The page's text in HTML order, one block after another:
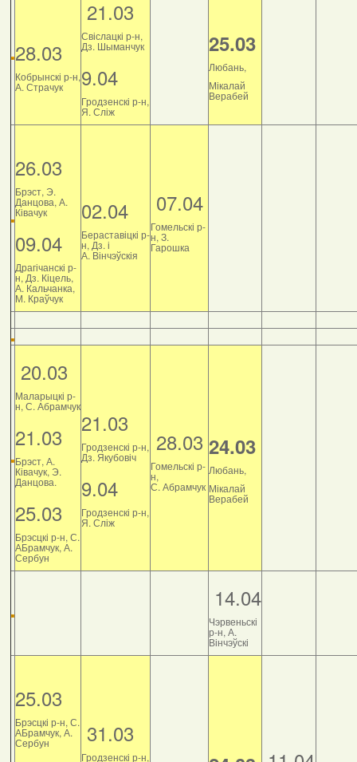
28.03
Кобрынскі р-н,
А. Страчук
21.03
Свіслацкі р-н,
Дз. Шыманчук
9.04
Гродзенскі р-н,
Я. Сліж
25.03
Любань,
Мікалай
Верабей
26.03
Брэст, Э.
Данцова, А.
Ківачук
09.04
Драгічанскі р-
н, Дз. Кіцель,
А. Кальчанка,
М. Краўчук
02.04
Бераставіцкі р-
н, Дз. і
А. Вінчэўскія
07.04
Гомельскі р-
н, З.
Гарошка
20.03
Маларыцкі р-
н, С. Абрамчук
21.03
Брэст, А.
Ківачук, Э.
Данцова.
25.03
Брэсцкі р-н, С.
АБрамчук, А.
Сербун
21.03
Гродзенскі р-н,
Дз. Якубовіч
9.04
Гродзенскі р-н,
Я. Сліж
28.03
Гомельскі р-
н,
С. Абрамчук
24.03
Любань,
Мікалай
Верабей
14.04
Чэрвеньскі
р-н, А.
Вінчэўскі
25.03
Брэсцкі р-н, С.
АБрамчук, А.
Сербун 31.03
Гродзенскі р-н,